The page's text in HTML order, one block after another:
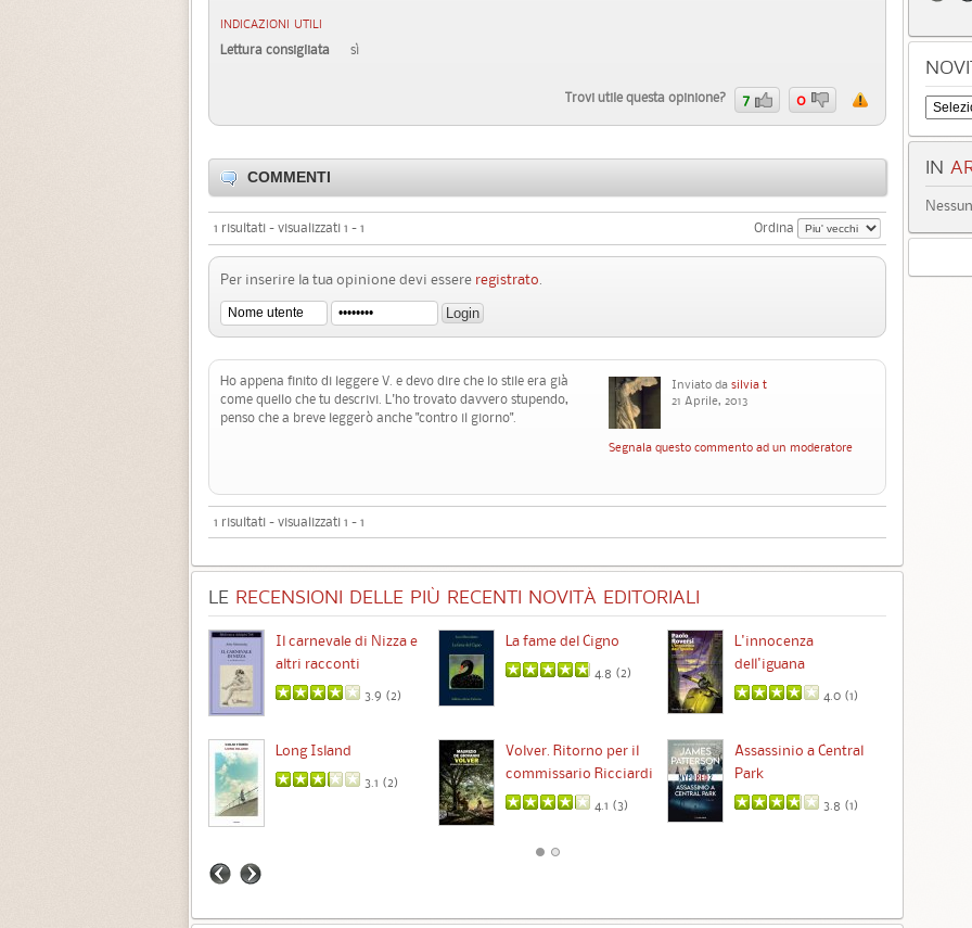
INDICAZIONI UTILI
Lettura consigliata sì
Trovi utile questa opinione? 7 0
COMMENTI
1 risultati - visualizzati 1 - 1 Ordina
Per inserire la tua opinione devi essere registrato
Inviato dasilvia t
21 Aprile, 2013
Segnala questo commento ad un moderatore
Ho appena finito di leggere V. e devo dire che lo stile era già
come quello che tu descrivi. L'ho trovato davvero stupendo,
penso che a breve leggerò anche "contro il giorno".
1 risultati - visualizzati 1 - 1
LE RECENSIONI DELLE PIÙ RECENTI NOVITÀ EDITORIALI
Il carnevale di Nizza e
altri racconti
3.9 (2)
La fame del Cigno
4.8 (2)
L'innocenza
dell'iguana
4.0 (1)
Long Island
3.1 (2)
Volver. Ritorno per il
commissario Ricciardi
4.1 (3)
Assassinio a Central
Park
3.8 (1)
IN